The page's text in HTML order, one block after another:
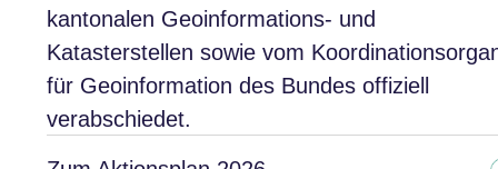
kantonalen Geoinformations­- und
Katasterstellen sowie vom
für Geoinformation des Bundes offiziell
verabschiedet.